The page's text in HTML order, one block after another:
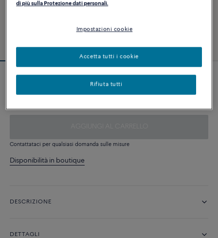
390 €
Contattataci per qualsiasi domanda sulle misure
Disponibilità in boutique
DESCRIZIONE
DETTAGLI
di più sulla Protezione dati personali.
Impostazioni cookie
Rifiuta tutti
Accetta tutti i cookie